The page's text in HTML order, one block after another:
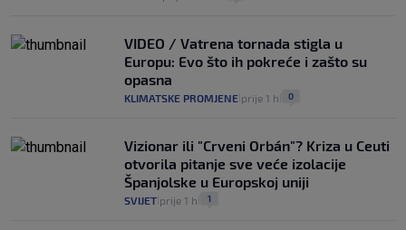
VIDEO / Vatrena tornada stigla u
Europu: Evo što ih pokreće i zašto su
opasna
KLIMATSKE PROMJENE prije 1 h 0
Vizionar ili "Crveni Orbán"? Kriza u Ceuti
otvorila pitanje sve veće izolacije
Španjolske u Europskoj uniji
SVIJET prije 1 h 1